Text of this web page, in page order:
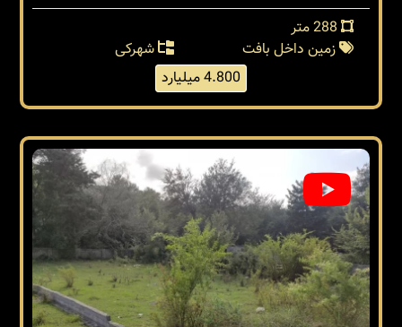
زمین داخل بافت
شهرکی
4.800 میلیارد